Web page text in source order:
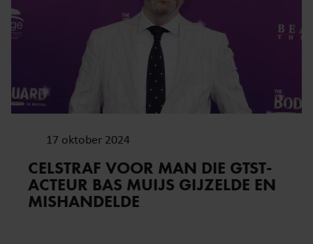
17 oktober 2024
CELSTRAF VOOR MAN DIE GTST-
ACTEUR BAS MUIJS GIJZELDE EN
MISHANDELDE